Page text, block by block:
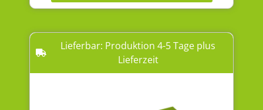
Lieferbar: Produktion 4-5 Tage plus
Lieferzeit